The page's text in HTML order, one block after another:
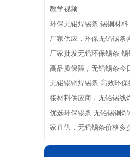
教学视频
环保无铅焊锡条 锡铜材料
厂家供应，环保无铅锡条
厂家批发无铅环保锡条 锡
高品质保障，无铅锡条今
无铅锡铜焊锡条 高效环保
接材料供应商，无铅锡线
优选环保锡条 无铅锡铜焊
家直供，无铅锡条价格多